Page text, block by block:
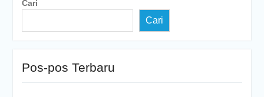
Cari
Cari
Pos-pos Terbaru